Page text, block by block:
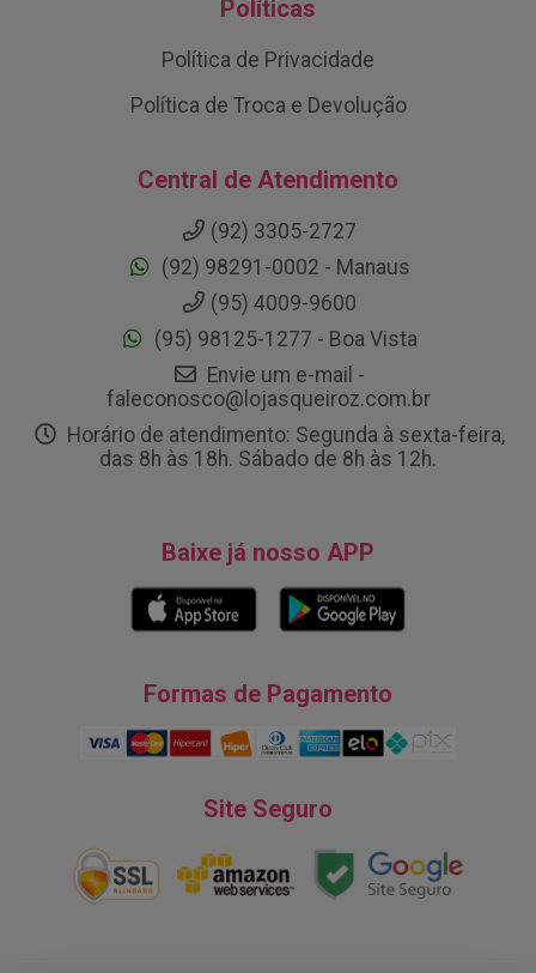
Políticas
Política de Privacidade
Política de Troca e Devolução
Central de Atendimento
(92) 3305-2727
(92) 98291-0002 - Manaus
(95) 4009-9600
(95) 98125-1277 - Boa Vista
Envie um e-mail -
faleconosco@lojasqueiroz.com.br
Horário de atendimento: Segunda à sexta-feira,
das 8h às 18h. Sábado de 8h às 12h.
Baixe já nosso APP
Formas de Pagamento
Site Seguro